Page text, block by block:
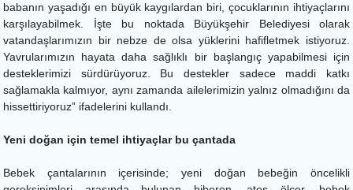
babanın yaşadığı en büyük kaygılardan biri, çocuklarının ihtiyaçlarını
karşılayabilmek. İşte bu noktada Büyükşehir Belediyesi olarak
vatandaşlarımızın bir nebze de olsa yüklerini hafifletmek istiyoruz.
Yavrularımızın hayata daha sağlıklı bir başlangıç yapabilmesi için
desteklerimizi sürdürüyoruz. Bu destekler sadece maddi katkı
sağlamakla kalmıyor, aynı zamanda ailelerimizin yalnız olmadığını da
hissettiriyoruz” ifadelerini kullandı.
Yeni doğan için temel ihtiyaçlar bu çantada
Bebek çantalarının içerisinde; yeni doğan bebeğin öncelikli